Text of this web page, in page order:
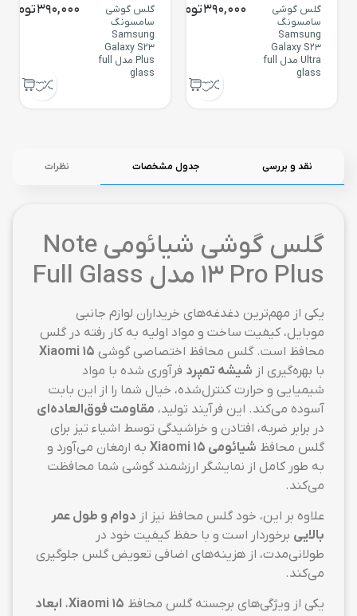
گلس گوشی
سامسونگ
Samsung
Galaxy S23
Ultra مدل full
glass
390,000تومان
گلس گوشی
سامسونگ
Samsung
Galaxy S23
Plus مدل full
glass
390,000تومان
نقد و بررسی جدول مشخصات نظرات
گلس گوشی شیائومی Note
13 Pro Plus مدل Full Glass
یکی از مهم‌ترین دغدغه‌های خریداران لوازم جانبی
موبایل، کیفیت ساخت و مواد اولیه به کار رفته در گلس
محافظ است. گلس محافظ اختصاصی گوشی Xiaomi 15
با بهره‌گیری از شیشه تمپرد فرآوری شده با مواد
شیمیایی و حرارت کنترل‌شده، خیال شما را از این بابت
آسوده می‌کند. این فرآیند تولید، مقاومت فوق‌العاده‌ای
در برابر ضربه، افتادن و خراشیدگی توسط اشیاء تیز برای
گلس محافظ شیائومی Xiaomi 15
به ارمغان می‌آورد و
به طور کامل از نمایشگر ارزشمند گوشی شما محافظت
می‌کند.
علاوه بر این، خود گلس محافظ نیز از دوام و طول عمر
بالایی برخوردار است و با حفظ کیفیت خود در
طولانی‌مدت، از هزینه‌های اضافی تعویض گلس جلوگیری
می‌کند.
یکی از ویژگی‌های برجسته گلس محافظ Xiaomi 15، ابعاد